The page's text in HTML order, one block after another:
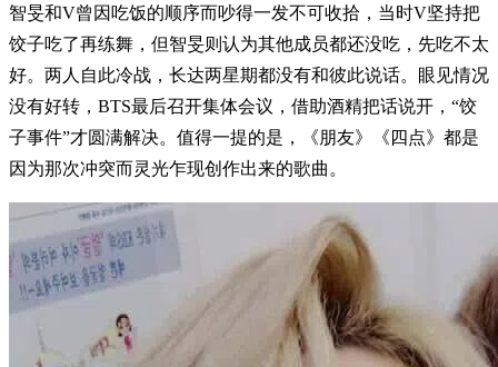
智旻和V曾因吃饭的顺序而吵得一发不可收拾，当时V坚持把
饺子吃了再练舞，但智旻则认为其他成员都还没吃，先吃不太
好。两人自此冷战，长达两星期都没有和彼此说话。眼见情况
没有好转，BTS最后召开集体会议，借助酒精把话说开，“饺
子事件”才圆满解决。值得一提的是，《朋友》《四点》都是
因为那次冲突而灵光乍现创作出来的歌曲。